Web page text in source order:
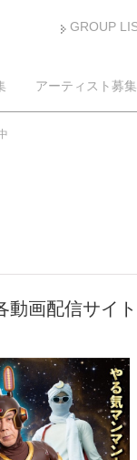
GROUP
アーティスト募集
動画配信サイ